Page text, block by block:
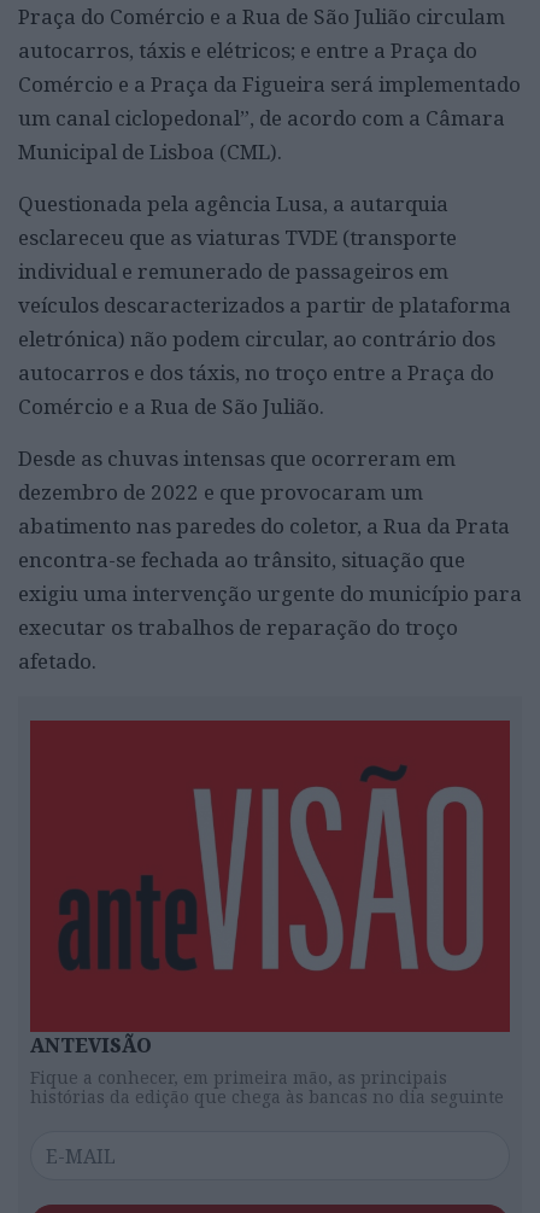
Praça do Comércio e a Rua de São Julião circulam
autocarros, táxis e elétricos; e entre a Praça do
Comércio e a Praça da Figueira será implementado
um canal ciclopedonal”, de acordo com a Câmara
Municipal de Lisboa (CML).
Questionada pela agência Lusa, a autarquia
esclareceu que as viaturas TVDE (transporte
individual e remunerado de passageiros em
veículos descaracterizados a partir de plataforma
eletrónica) não podem circular, ao contrário dos
autocarros e dos táxis, no troço entre a Praça do
Comércio e a Rua de São Julião.
Desde as chuvas intensas que ocorreram em
dezembro de 2022 e que provocaram um
abatimento nas paredes do coletor, a Rua da Prata
encontra-se fechada ao trânsito, situação que
exigiu uma intervenção urgente do município para
executar os trabalhos de reparação do troço
afetado.
ANTEVISÃO
Fique a conhecer, em primeira mão, as principais
histórias da edição que chega às bancas no dia seguinte